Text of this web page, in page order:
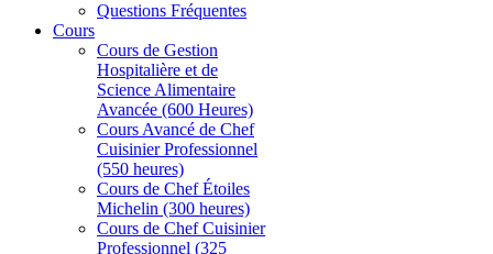
Questions Fréquentes
Cours
Cours de Gestion
Hospitalière et de
Science Alimentaire
Avancée (600 Heures)
Cours Avancé de Chef
Cuisinier Professionnel
(550 heures)
Cours de Chef Étoiles
Michelin (300 heures)
Cours de Chef Cuisinier
Professionnel (325